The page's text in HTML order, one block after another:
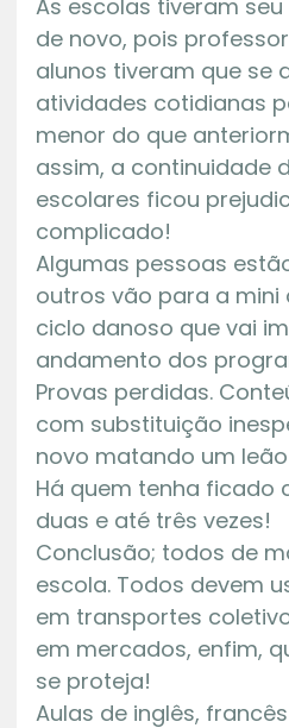
As escolas tiveram
de novo, pois
alunos tiveram que se
atividades cotidianas
menor do que
assim, a continuidade
escolares ficou
complicado!
Algumas pessoas
outros vão para a mini
ciclo danoso que vai
andamento dos
Provas perdidas.
com substituição
novo matando um
Há quem tenha ficado
duas e até três vezes!
Conclusão; todos de
escola. Todos devem
em transportes
em mercados, enfim,
se proteja!
Aulas de inglês,